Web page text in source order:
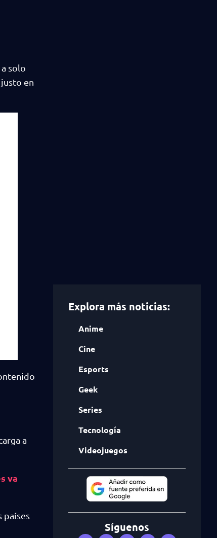
solo
en
a
va
países
Explora más noticias:
Anime
Cine
Esports
Geek
Series
Tecnología
Videojuegos
Síguenos